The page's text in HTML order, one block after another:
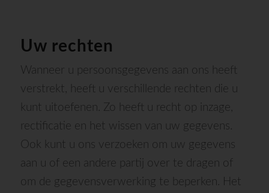
Uw rechten
Wanneer u persoonsgegevens aan ons heeft
verstrekt, heeft u verschillende rechten die u
kunt uitoefenen. Zo heeft u recht op inzage,
rectificatie en het wissen van uw gegevens.
Ook kunt u ons verzoeken om uw gegevens
aan u of een andere partij over te dragen of
om de gegevensverwerking te beperken. Het